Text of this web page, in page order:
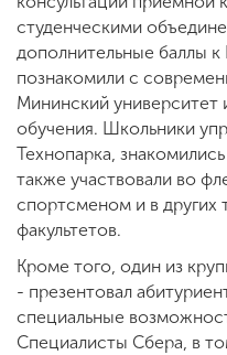
студенческими
дополнительные баллы
познакомили с
Мининский университет
обучения. Школьники
Технопарка,
также участвовали во
спортсменом и в других
факультетов.
Кроме того, один из
- презентовал
специальные
Специалисты Сбера, в